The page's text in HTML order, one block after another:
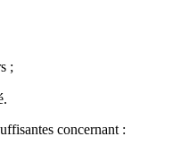
;
concernant :